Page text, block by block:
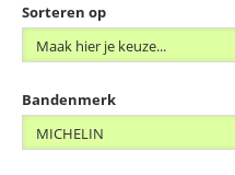
Sorteren op
Bandenmerk